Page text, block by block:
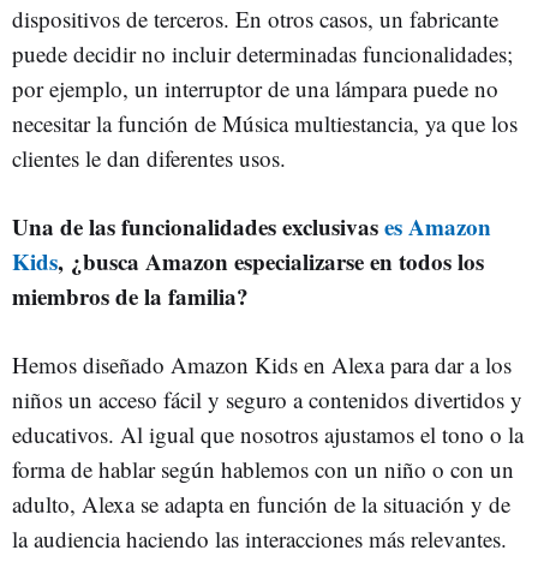
dispositivos de terceros. En otros casos, un fabricante
puede decidir no incluir determinadas funcionalidades;
por ejemplo, un interruptor de una lámpara puede no
necesitar la función de Música multiestancia, ya que los
clientes le dan diferentes usos.
Una de las funcionalidades exclusivases Amazon
Kids, ¿busca Amazon especializarse en todos los
miembros de la familia?
Hemos diseñado Amazon Kids en Alexa para dar a los
niños un acceso fácil y seguro a contenidos divertidos y
educativos. Al igual que nosotros ajustamos el tono o la
forma de hablar según hablemos con un niño o con un
adulto, Alexa se adapta en función de la situación y de
la audiencia haciendo las interacciones más relevantes.